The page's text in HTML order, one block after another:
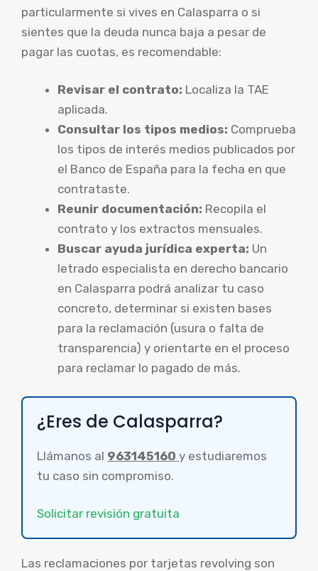
particularmente si vives en Calasparra o si
sientes que la deuda nunca baja a pesar de
pagar las cuotas, es recomendable:
Revisar el contrato: Localiza la TAE
aplicada.
Consultar los tipos medios: Comprueba
los tipos de interés medios publicados por
el Banco de España para la fecha en que
contrataste.
Reunir documentación: Recopila el
contrato y los extractos mensuales.
Buscar ayuda jurídica experta: Un
letrado especialista en derecho bancario
en Calasparra podrá analizar tu caso
concreto, determinar si existen bases
para la reclamación (usura o falta de
transparencia) y orientarte en el proceso
para reclamar lo pagado de más.
¿Eres de Calasparra?
Llámanos al 963145160 y estudiaremos
tu caso sin compromiso.
Solicitar revisión gratuita
Las reclamaciones por tarjetas revolving son